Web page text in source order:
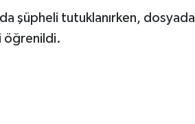
şüpheli tutuklanırken, dosyada
öğrenildi.